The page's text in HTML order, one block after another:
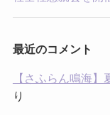
最近のコメント
【さふらん鳴海】
り